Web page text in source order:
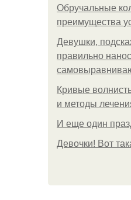
Обручальные
преимущества
Девушки,
правильно
Кривые
и методы
И еще один
Девочки! Вот